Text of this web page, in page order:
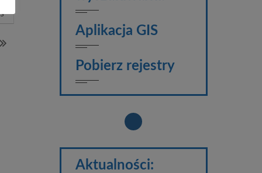
s
Aplikacja GIS
Pobierz rejestry
Aktualności: